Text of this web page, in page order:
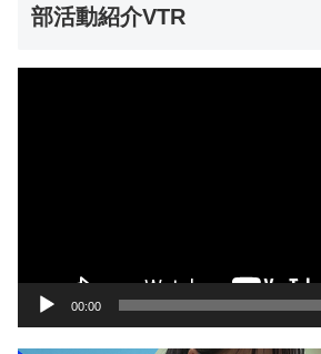
部活動紹介VTR
00:00